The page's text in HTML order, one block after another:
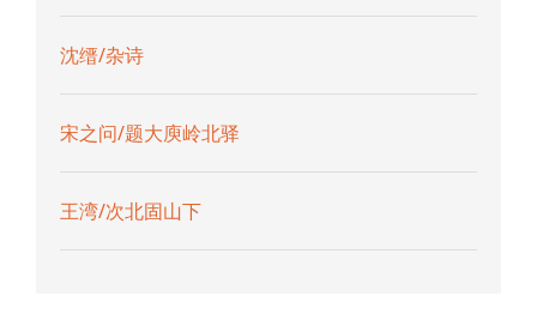
沈缙/杂诗
宋之问/题大庾岭北驿
王湾/次北固山下